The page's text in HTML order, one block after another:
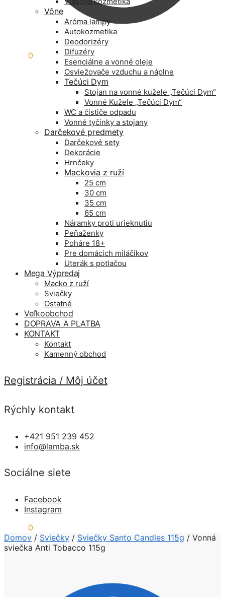
0
Vône
Aróma lampy
Autokozmetika
Deodorizéry
Difuzéry
Esenciálne a vonné oleje
Osviežovače vzduchu a náplne
Tečúci Dym
Stojan na vonné kužele „Tečúci Dym“
Vonné Kužele „Tečúci Dym“
WC a čističe odpadu
Vonné tyčinky a stojany
Darčekové predmety
Darčekové sety
Dekorácie
Hrnčeky
Mackovia z ruží
25 cm
30 cm
35 cm
65 cm
Náramky proti urieknutiu
Peňaženky
Poháre 18+
Pre domácich miláčikov
Uterák s potlačou
Mega Výpredaj
Macko z ruží
Sviečky
Ostatné
Veľkoobchod
DOPRAVA A PLATBA
KONTAKT
Kontakt
Kamenný obchod
Registrácia / Môj účet
Rýchly kontakt
+421 951 239 452
info@lamba.sk
Sociálne siete
Facebook
Instagram
0
Domov / Sviečky / Sviečky Santo Candles 115g / Vonná
sviečka Anti Tobacco 115g